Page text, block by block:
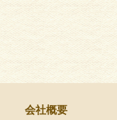
会社概要